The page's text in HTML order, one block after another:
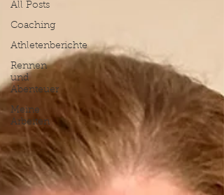
All Posts
Coaching
Athletenberichte
Rennen
und
Abenteuer
Meine
Arbeiten